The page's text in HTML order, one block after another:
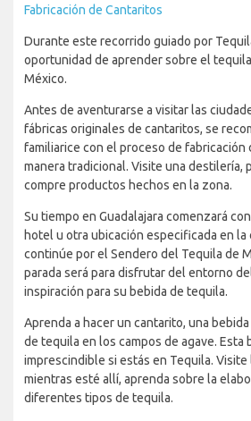
Fabricación de Cantaritos
Durante este recorrido guiado por
oportunidad de aprender sobre el
México.
Antes de aventurarse a visitar las
fábricas originales de cantaritos, se
familiarice con el proceso de fabricación
manera tradicional. Visite una destilería,
compre productos hechos en la zona.
Su tiempo en Guadalajara comenzará
hotel u otra ubicación especificada en la
continúe por el Sendero del Tequila de
parada será para disfrutar del entorno
inspiración para su bebida de tequila.
Aprenda a hacer un cantarito, una
de tequila en los campos de agave. Esta
imprescindible si estás en Tequila.
mientras esté allí, aprenda sobre la
diferentes tipos de tequila.